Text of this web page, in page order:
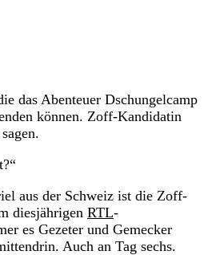
das Abenteuer Dschungelcamp
können. Zoff-Kandidatin
aus der Schweiz ist die Zoff-
diesjährigen RTL-
es Gezeter und Gemecker
Auch an Tag sechs.